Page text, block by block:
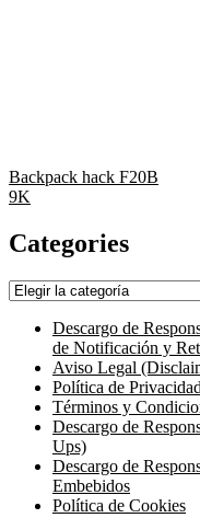
Backpack hack F20B
9K
Categories
Categories
Descargo de
de Notificación y
Aviso Legal
Política de Privacidad
Términos y
Descargo de
Ups)
Descargo de
Embebidos
Política de Cookies